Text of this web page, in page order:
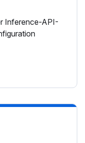
Inference-API-